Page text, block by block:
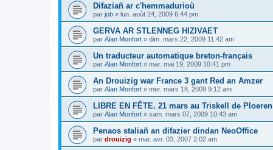
Difaziañ ar c'hemmadurioù
par job » lun. août 24, 2009 6:44 pm
GERVA AR STLENNEG HIZIVAET
par Alan Monfort » dim. mars 22, 2009 11:42 am
Un traducteur automatique breton-français
par Alan Monfort » mar. mai 19, 2009 10:41 pm
An Drouizig war France 3 gant Red an Amzer
par Alan Monfort » mer. mars 18, 2009 9:12 am
LIBRE EN FÊTE. 21 mars au Triskell de Ploeren
par Alan Monfort » sam. mars 07, 2009 10:43 am
Penaos staliañ an difazier dindan NeoOffice
par drouizig » mar. avr. 03, 2007 2:02 am